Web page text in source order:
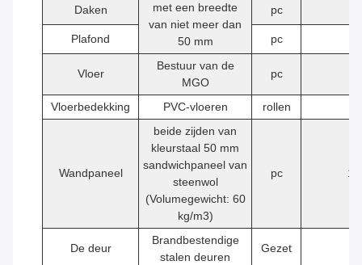
Daken
met een breedte
van niet meer dan
50 mm
pc
Plafond pc
Vloer
Bestuur van de
MGO
pc
Vloerbedekking PVC-vloeren rollen
Wandpaneel
beide zijden van
kleurstaal 50 mm
sandwichpaneel van
steenwol
(Volumegewicht: 60
kg/m3)
pc 16
De deur
Brandbestendige
stalen deuren
Gezet